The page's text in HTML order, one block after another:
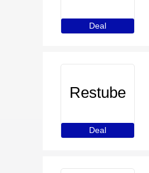
Deal
Restube
Deal